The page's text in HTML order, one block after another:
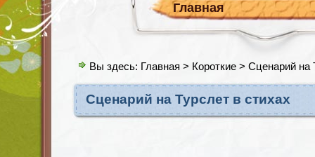
Главная
Вы здесь: Главная > Короткие > Сценарий на
Сценарий на Турслет в стихах